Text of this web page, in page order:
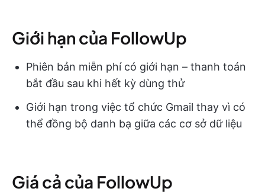
Giới hạn của FollowUp
Phiên bản miễn phí có giới hạn – thanh toán
bắt đầu sau khi hết kỳ dùng thử
Giới hạn trong việc tổ chức Gmail thay vì có
thể đồng bộ danh bạ giữa các cơ sở dữ liệu
Giá cả của FollowUp